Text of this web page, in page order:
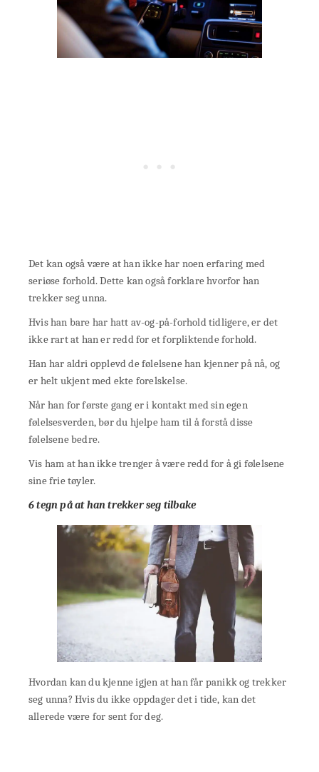
Det kan også være at han ikke har noen erfaring med
seriøse forhold. Dette kan også forklare hvorfor han
trekker seg unna.
Hvis han bare har hatt av-og-på-forhold tidligere, er det
ikke rart at han er redd for et forpliktende forhold.
Han har aldri opplevd de følelsene han kjenner på nå, og
er helt ukjent med ekte forelskelse.
Når han for første gang er i kontakt med sin egen
følelsesverden, bør du hjelpe ham til å forstå disse
følelsene bedre.
Vis ham at han ikke trenger å være redd for å gi følelsene
sine frie tøyler.
6 tegn på at han trekker seg tilbake
Hvordan kan du kjenne igjen at han får panikk og trekker
seg unna? Hvis du ikke oppdager det i tide, kan det
allerede være for sent for deg.